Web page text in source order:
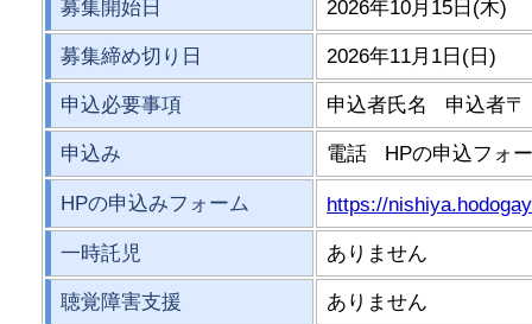
募集開始日 2026年10月15日(木)
募集締め切り日 2026年11月1日(日)
申込必要事項 申込者氏名 申込者
申込み 電話 HPの申込フォ
HPの申込みフォーム https://
一時託児 ありません
聴覚障害支援 ありません